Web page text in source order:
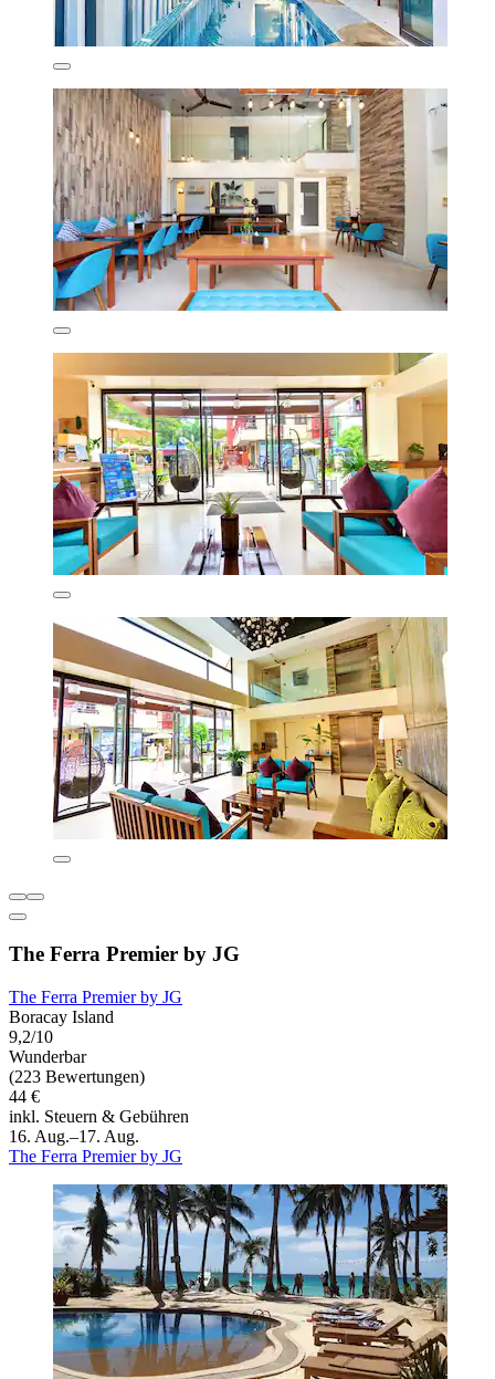
The Ferra Premier by JG
The Ferra Premier by JG
Boracay Island
9,2/10
Wunderbar
(223 Bewertungen)
44 €
inkl. Steuern & Gebühren
16. Aug.–17. Aug.
The Ferra Premier by JG